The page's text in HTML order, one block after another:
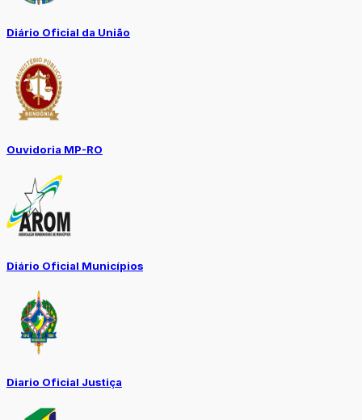
Diário Oficial da União
Ouvidoria MP-RO
Diário Oficial Municípios
Diario Oficial Justiça